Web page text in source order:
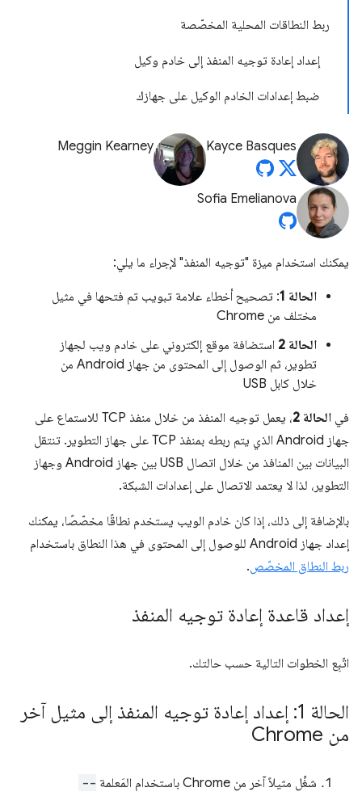
ربط النطاقات المحلية المخصّصة
إعداد إعادة توجيه المنفذ إلى خادم وكيل
ضبط إعدادات الخادم الوكيل على جهازك
Kayce Basques
Meggin Kearney
Sofia Emelianova
يمكنك استخدام ميزة "توجيه المنفذ" لإجراء ما يلي:
الحالة 1
: تصحيح أخطاء علامة تبويب تم فتحها في مثيل
مختلف من Chrome
الحالة 2
استضافة موقع إلكتروني على خادم ويب لجهاز
تطوير، ثم الوصول إلى المحتوى من جهاز Android من
خلال كابل USB
في الحالة 2
، يعمل توجيه المنفذ من خلال منفذ TCP للاستماع على
جهاز Android الذي يتم ربطه بمنفذ TCP على جهاز التطوير. تنتقل
البيانات بين المنافذ من خلال اتصال USB بين جهاز Android وجهاز
التطوير، لذا لا يعتمد الاتصال على إعدادات الشبكة.
بالإضافة إلى ذلك، إذا كان خادم الويب يستخدم نطاقًا مخصّصًا، يمكنك
إعداد جهاز Android للوصول إلى المحتوى في هذا النطاق باستخدام
ربط النطاق المخصّص.
إعداد قاعدة إعادة توجيه المنفذ
اتّبِع الخطوات التالية حسب حالتك.
الحالة 1: إعداد إعادة توجيه المنفذ إلى مثيل آخر
من Chrome
شغِّل مثيلاً آخر من Chrome باستخدام المَعلمة
--